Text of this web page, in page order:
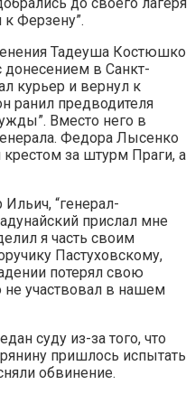
Ферзену”.
Тадеуша Костюшко
в Санкт-
курьер и вернул к
ранил предводителя
Вместо него в
Федора Лысенко
за штурм Праги, а
“генерал-
прислал мне
я часть своим
Пастуховскому,
потерял свою
не участвовал в нашем
суду из-за того, что
пришлось испытать
обвинение.